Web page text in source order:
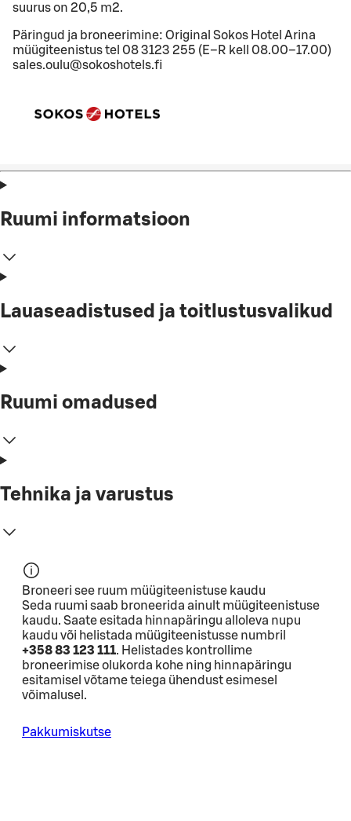
suurus on 20,5 m2.
Päringud ja broneerimine: Original Sokos Hotel Arina
müügiteenistus tel 08 3123 255 (E–R kell 08.00–17.00)
sales.oulu@sokoshotels.fi
Ruumi informatsioon
Lauaseadistused ja toitlustusvalikud
Ruumi omadused
Tehnika ja varustus
Broneeri see ruum müügiteenistuse kaudu
Seda ruumi saab broneerida ainult müügiteenistuse
kaudu. Saate esitada hinnapäringu alloleva nupu
kaudu või helistada müügiteenistusse numbril
+358 83 123 111. Helistades kontrollime
broneerimise olukorda kohe ning hinnapäringu
esitamisel võtame teiega ühendust esimesel
võimalusel.
Pakkumiskutse